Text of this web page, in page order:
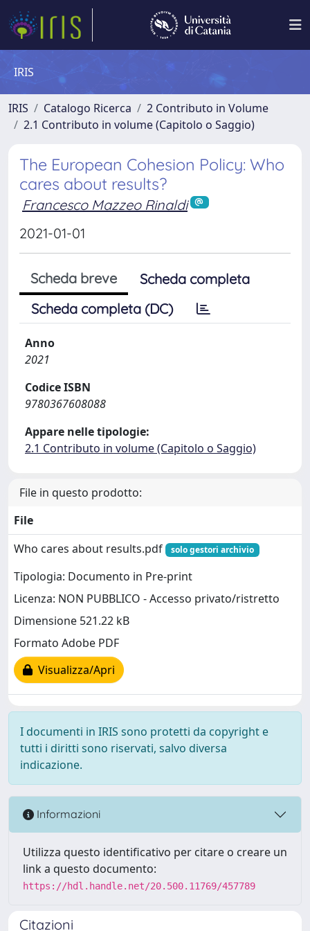
IRIS
IRIS Catalogo Ricerca
2 Contributo in Volume
2.1 Contributo in volume (Capitolo o Saggio)
The European Cohesion Policy: Who
cares about results?
Francesco Mazzeo Rinaldi
2021-01-01
Scheda breve
Scheda completa
Scheda completa (DC)
Anno
2021
Codice ISBN
9780367608088
Appare nelle tipologie:
2.1 Contributo in volume (Capitolo o Saggio)
File in questo prodotto:
File
Who cares about results.pdf
solo gestori archivio
Tipologia: Documento in Pre-print
Licenza: NON PUBBLICO - Accesso privato/ristretto
Dimensione 521.22 kB
Formato Adobe PDF
Visualizza/Apri
I documenti in IRIS sono protetti da copyright e
tutti i diritti sono riservati, salvo diversa
indicazione.
Informazioni
Utilizza questo identificativo per citare o creare un
link a questo documento:
https://hdl.handle.net/20.500.11769/457789
Citazioni